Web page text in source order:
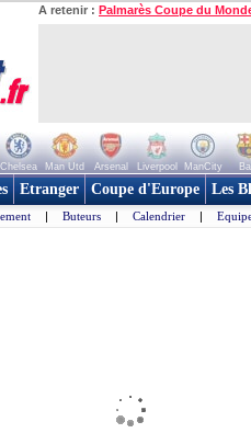
A retenir : Palmarès Coupe du
Chelsea Man Utd Arsenal Liverpool ManCity
Etranger Coupe d'Europe Les
| Buteurs | Calendrier |